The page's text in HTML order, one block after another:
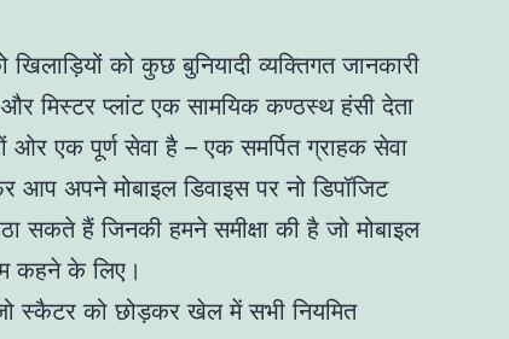
को कुछ बुनियादी व्यक्तिगत जानकारी
मिस्टर प्लांट एक सामयिक कण्ठस्थ हंसी देता
ओर एक पूर्ण सेवा है – एक समर्पित ग्राहक सेवा
आप अपने मोबाइल डिवाइस पर नो डिपॉजिट
हैं जिनकी हमने समीक्षा की है जो मोबाइल
कहने के लिए।
स्कैटर को छोड़कर खेल में सभी नियमित